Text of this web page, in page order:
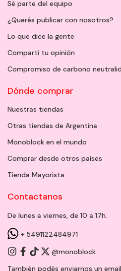
Sé parte del equipo
¿Querés publicar con nosotros?
Lo que dice la gente
Compartí tu opinión
Compromiso de carbono
Dónde comprar
Nuestras tiendas
Otras tiendas de Argentina
Monoblock en el mundo
Comprar desde otros países
Tienda Mayorista
Contactanos
De lunes a viernes, de 10 a 17h.
+ 5491122484971
@monoblock
También podés enviarnos un email